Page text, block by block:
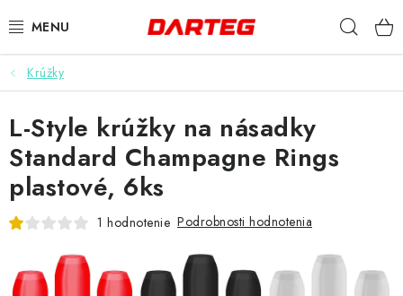
na
ŠÍPKY
TERČE
DOPLNKY K TERČU
LETKY
NÁSADKY
Krúžky
L-Style krúžky na násadky
Standard Champagne Rings
plastové, 6ks
1 hodnotenie Podrobnosti hodnotenia